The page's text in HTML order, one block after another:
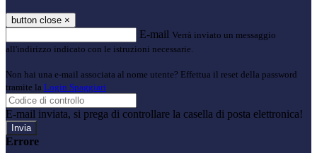
button close ×
E-mail Verrà inviato un messaggio
all'indirizzo indicato con le istruzioni necessarie.
Non hai una e-mail associata al nome utente? Effettua il reset della password
tramite la Login Spaggiari
E-mail inviata, si prega di controllare la casella di posta elettronica!
Errore